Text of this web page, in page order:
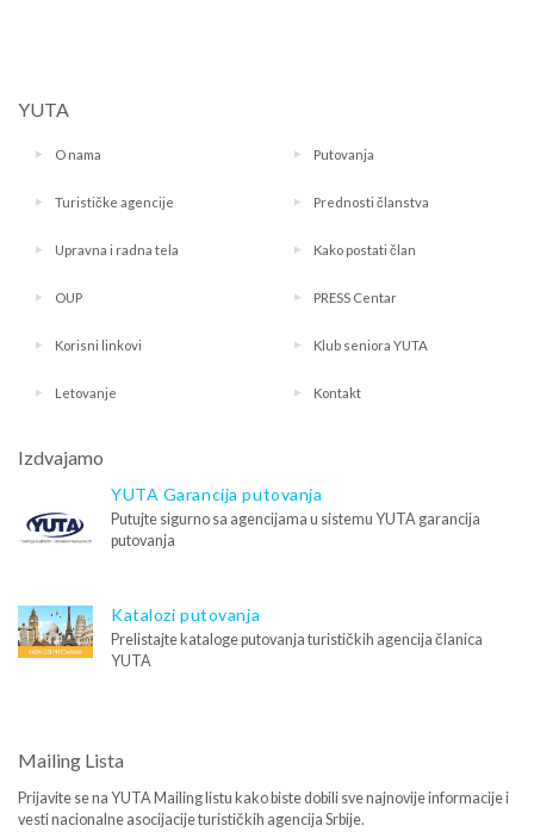
YUTA
O nama Putovanja
Turističke agencije Prednosti članstva
Upravna i radna tela Kako postati član
OUP PRESS Centar
Korisni linkovi Klub seniora YUTA
Letovanje Kontakt
Izdvajamo
YUTA Garancija putovanja
Putujte sigurno sa agencijama u sistemu YUTA garancija
putovanja
Katalozi putovanja
Prelistajte kataloge putovanja turističkih agencija članica
YUTA
Mailing Lista
Prijavite se na YUTA Mailing listu kako biste dobili sve najnovije informacije i
vesti nacionalne asocijacije turističkih agencija Srbije.